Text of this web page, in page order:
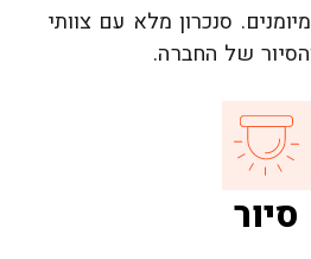
סנכרון מלא עם צוותי
של החברה.
סיור